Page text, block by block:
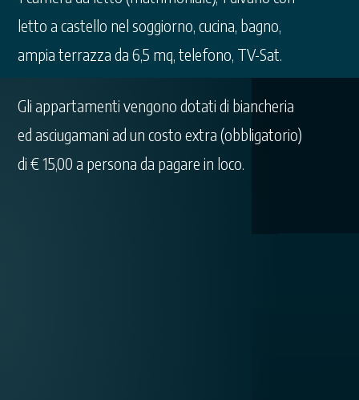
letto a castello nel soggiorno, cucina, bagno,
ampia terrazza da 6,5 mq, telefono, TV-Sat.
Gli appartamenti vengono dotati di biancheria
ed asciugamani ad un costo extra (obbligatorio)
di € 15,00 a persona da pagare in loco.